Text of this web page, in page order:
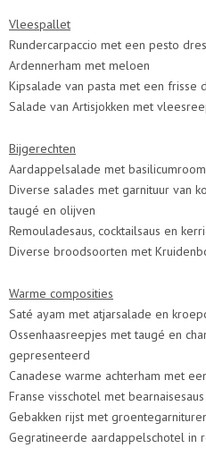
Vleespallet
Rundercarpaccio met een pesto
Ardennerham met meloen
Kipsalade van pasta met een frisse
Salade van Artisjokken met
Bijgerechten
Aardappelsalade met
Diverse salades met garnituur van
taugé en olijven
Remouladesaus, cocktailsaus en
Diverse broodsoorten met
Warme composities
Saté ayam met atjarsalade en
Ossenhaasreepjes met taugé en
gepresenteerd
Canadese warme achterham met
Franse visschotel met bearnaisesaus
Gebakken rijst met
Gegratineerde aardappelschotel in